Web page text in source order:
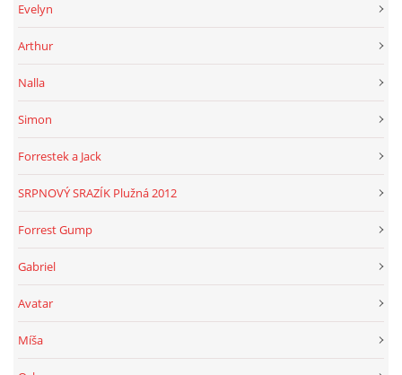
Evelyn
Arthur
Nalla
Simon
Forrestek a Jack
SRPNOVÝ SRAZÍK Plužná 2012
Forrest Gump
Gabriel
Avatar
Míša